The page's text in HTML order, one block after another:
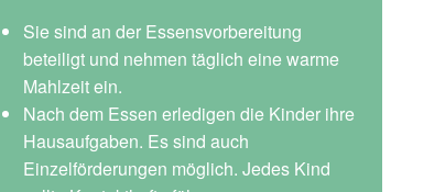
Sie sind an der Essensvorbereitung
beteiligt und nehmen täglich eine warme
Mahlzeit ein.
Nach dem Essen erledigen die Kinder ihre
Hausaufgaben. Es sind auch
Einzelförderungen möglich. Jedes Kind